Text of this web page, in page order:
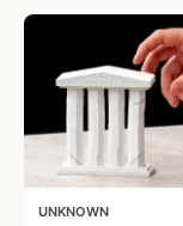
UNKNOWN